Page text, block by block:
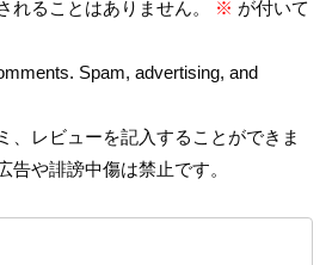
れることはありません。 ※ が付いて
Spam, advertising, and
、レビューを記入することができま
告や誹謗中傷は禁止です。